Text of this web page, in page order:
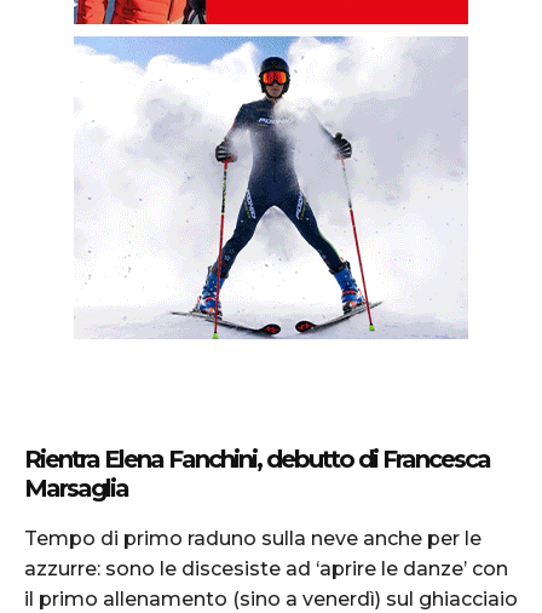
Rientra Elena Fanchini, debutto di Francesca
Marsaglia
Tempo di primo raduno sulla neve anche per le
azzurre: sono le discesiste ad ‘aprire le danze’ con
il primo allenamento (sino a venerdì) sul ghiacciaio